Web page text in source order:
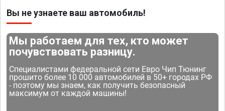
Вы не узнаете ваш автомобиль!
Мы работаем для тех, кто может
почувствовать разницу.
Специалистами федеральной сети Евро Чип Тюнинг
прошито более 10 000 автомобилей в 50+ городах РФ
- поэтому мы знаем, как получить безопасный
максимум от каждой машины!